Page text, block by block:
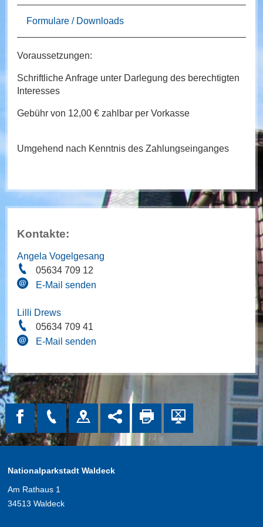
Formulare / Downloads
Voraussetzungen:
Schriftliche Anfrage unter Darlegung des berechtigten
Interesses
Gebühr von 12,00 € zahlbar per Vorkasse
Umgehend nach Kenntnis des Zahlungseinganges
Kontakte:
Angela Vogelgesang
05634 709 12
E-Mail senden
Lilli Drews
05634 709 41
E-Mail senden
Nationalparkstadt Waldeck
Am Rathaus 1
34513 Waldeck